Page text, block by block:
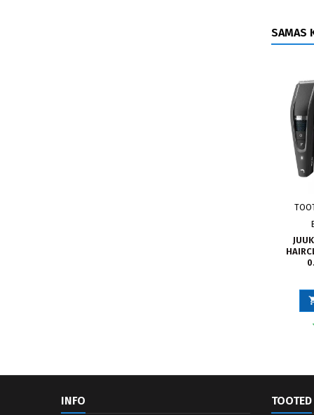
SAMAS
INFO TOOTED